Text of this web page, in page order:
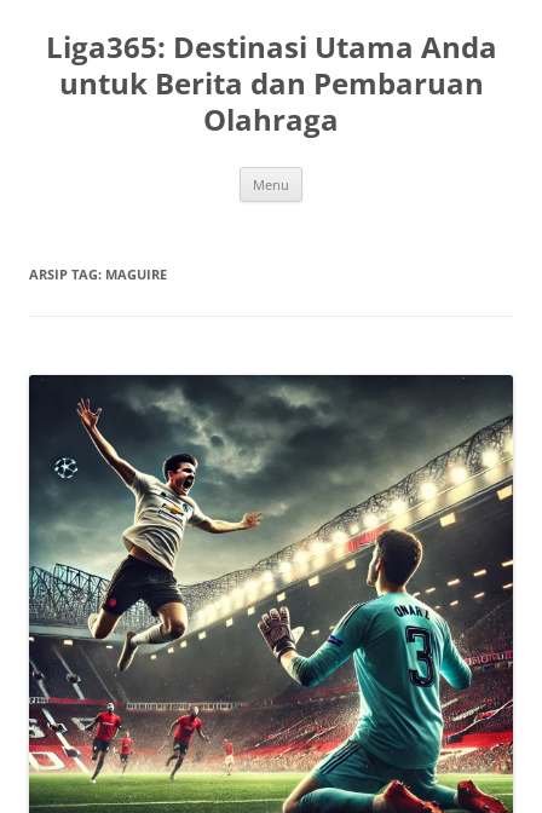
Liga365: Destinasi Utama Anda
untuk Berita dan Pembaruan
Olahraga
Menu
ARSIP TAG: MAGUIRE